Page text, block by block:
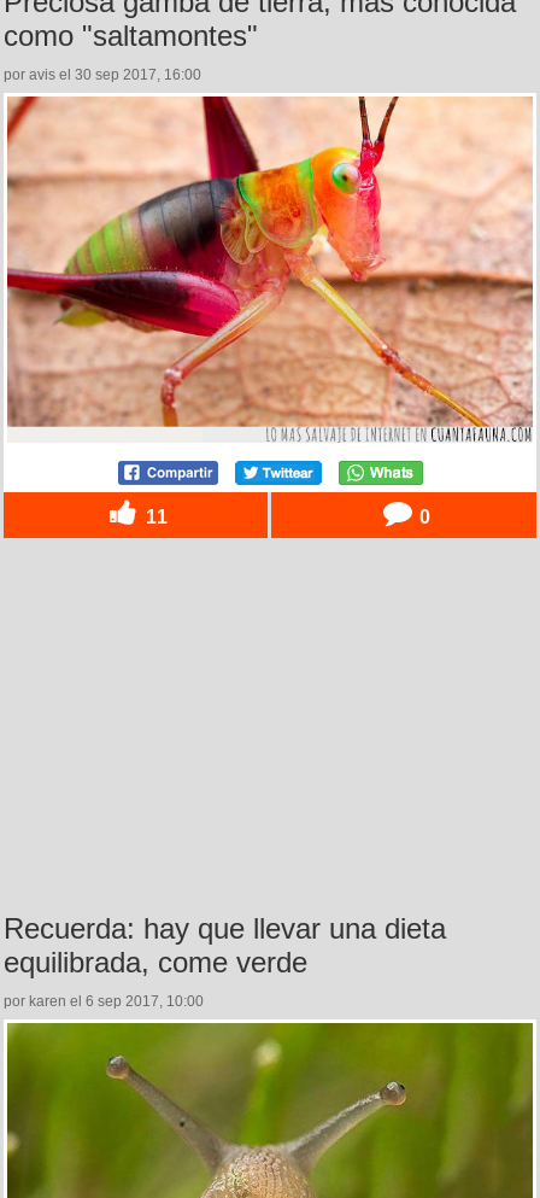
como "saltamontes"
por avis el 30 sep 2017, 16:00
11 0
Recuerda: hay que llevar una dieta
equilibrada, come verde
por karen el 6 sep 2017, 10:00